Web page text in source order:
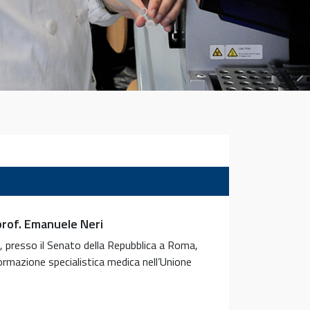
Emanuele Neri
il Senato della Repubblica a Roma,
specialistica medica nell’Unione